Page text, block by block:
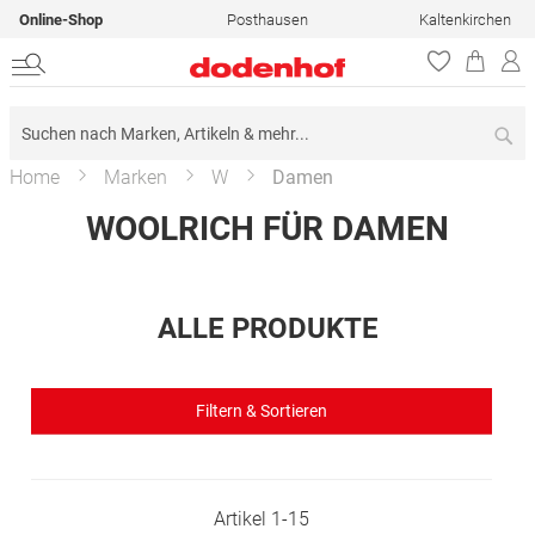
Online-Shop Posthausen Kaltenkirchen
Home Marken W Damen
WOOLRICH FÜR DAMEN
ALLE PRODUKTE
Filtern & Sortieren
Artikel 1-15